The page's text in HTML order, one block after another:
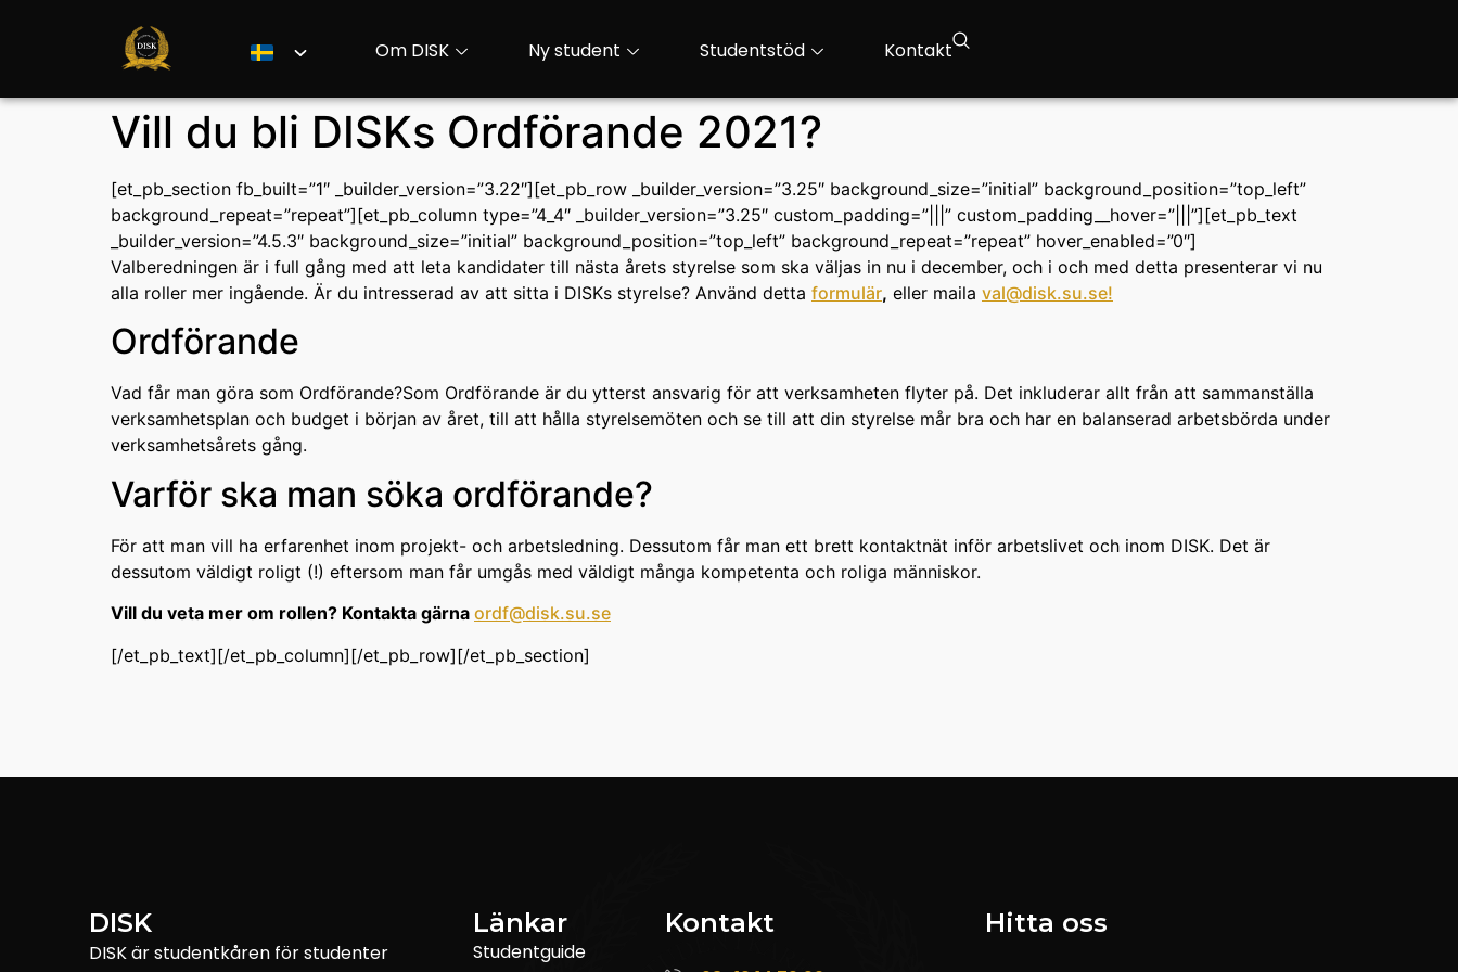
Om DISK Ny student Studentstöd Kontakt
Vill du bli DISKs Ordförande 2021?
[et_pb_section fb_built=”1″ _builder_version=”3.22″][et_pb_row _builder_version=”3.25″ background_size=”initial” background_position=”top_left”
background_repeat=”repeat”][et_pb_column type=”4_4″ _builder_version=”3.25″ custom_padding=”|||” custom_padding__hover=”|||”][et_pb_text
_builder_version=”4.5.3″ background_size=”initial” background_position=”top_left” background_repeat=”repeat” hover_enabled=”0″]
Valberedningen är i full gång med att leta kandidater till nästa årets styrelse som ska väljas in nu i december, och i och med detta presenterar vi nu
alla roller mer ingående. Är du intresserad av att sitta i DISKs styrelse? Använd detta formulär, eller maila val@disk.su.se!
Ordförande
Vad får man göra som Ordförande?Som Ordförande är du ytterst ansvarig för att verksamheten flyter på. Det inkluderar allt från att sammanställa
verksamhetsplan och budget i början av året, till att hålla styrelsemöten och se till att din styrelse mår bra och har en balanserad arbetsbörda under
verksamhetsårets gång.
Varför ska man söka ordförande?
För att man vill ha erfarenhet inom projekt- och arbetsledning. Dessutom får man ett brett kontaktnät inför arbetslivet och inom DISK. Det är
dessutom väldigt roligt (!) eftersom man får umgås med väldigt många kompetenta och roliga människor.
Vill du veta mer om rollen? Kontakta gärna ordf@disk.su.se
[/et_pb_text][/et_pb_column][/et_pb_row][/et_pb_section]
DISK
DISK är studentkåren för studenter
Länkar
Studentguide
Kontakt Hitta oss